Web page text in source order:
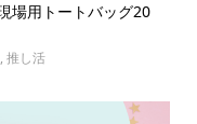
場用トートバッグ20
, 推し活